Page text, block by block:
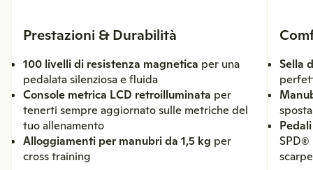
Prestazioni & Durabilità
100 livelli di resistenza magnetica per una
pedalata silenziosa e fluida
Console metrica LCD retroilluminata per
tenerti sempre aggiornato sulle metriche del
tuo allenamento
Alloggiamenti per manubri da 1,5 kg per
cross training
Sella
SPD®